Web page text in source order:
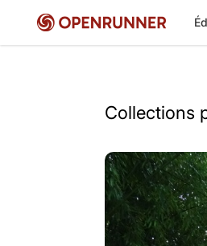
Collections